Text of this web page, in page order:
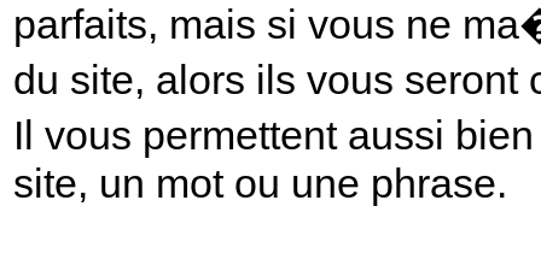
parfaits, mais si vous ne
du site, alors ils vous
Il vous permettent aussi
site, un mot ou une phrase.